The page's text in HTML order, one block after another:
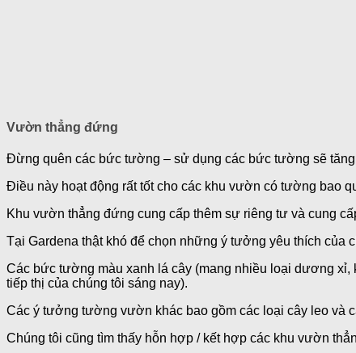
Vườn thẳng đứng
Đừng quên các bức tường – sử dụng các bức tường sẽ tăng
Điều này hoạt động rất tốt cho các khu vườn có tường bao
Khu vườn thẳng đứng cung cấp thêm sự riêng tư và cung
Tại Gardena thật khó để chọn những ý tưởng yêu thích của
Các bức tường màu xanh lá cây (mang nhiều loại dương xỉ,
tiếp thị của chúng tôi sáng nay).
Các ý tưởng tường vườn khác bao gồm các loại cây leo và
Chúng tôi cũng tìm thấy hỗn hợp / kết hợp các khu vườn